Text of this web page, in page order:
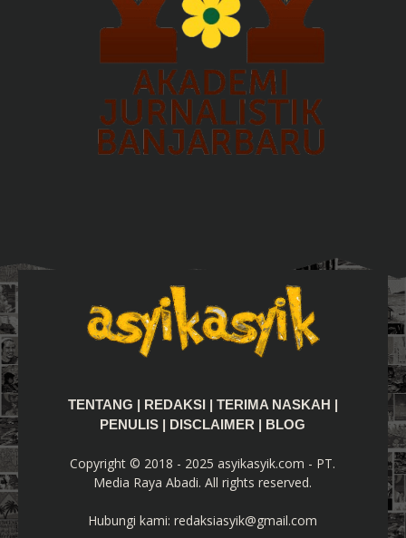
TENTANG REDAKSI TERIMA NASKAH
PENULIS
DISCLAIMER BLOG
Copyright © 2018 - 2025 asyikasyik.com - PT.
Media Raya Abadi. All rights reserved.
Hubungi kami:redaksiasyik@gmail.com